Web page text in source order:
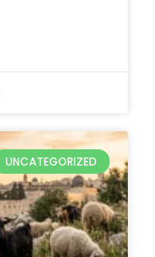
UNCATEGORIZED